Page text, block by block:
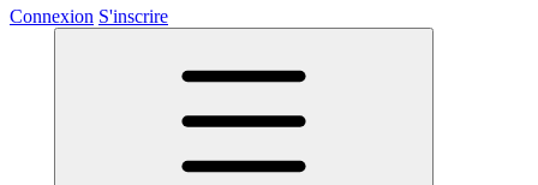
Connexion S'inscrire